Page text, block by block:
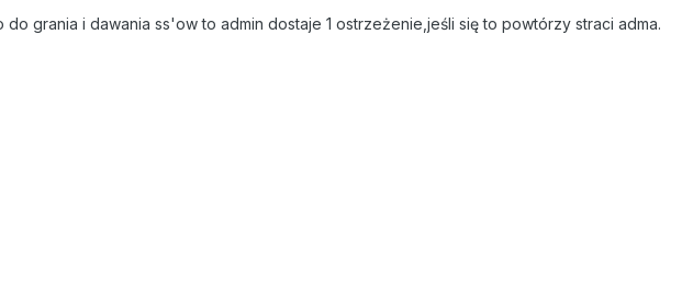
do grania i dawania ss'ow to admin dostaje 1 ostrzeżenie,jeśli się to powtórzy straci adma.